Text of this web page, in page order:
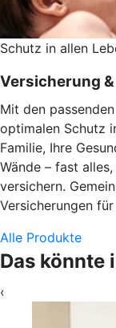
Schutz in allen
Versicherung
Mit den
optimalen Schutz
Familie, Ihre
Wände – fast
versichern.
Versicherungen
Alle Produkte
Das könnte
‹